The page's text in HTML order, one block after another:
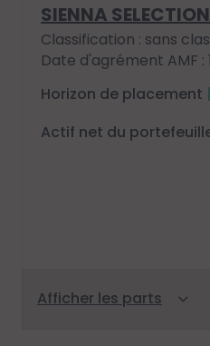
SIENNA
Classification : sans
Date d'agrément AMF
Horizon de placement
Actif net du